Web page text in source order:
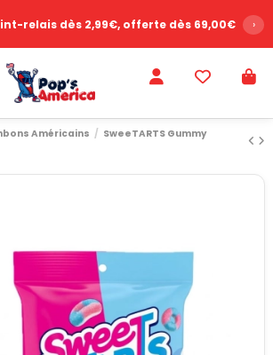
relais dès 2,99€, offerte dès 69,00€ ›
Américains
SweeTARTS Gummy